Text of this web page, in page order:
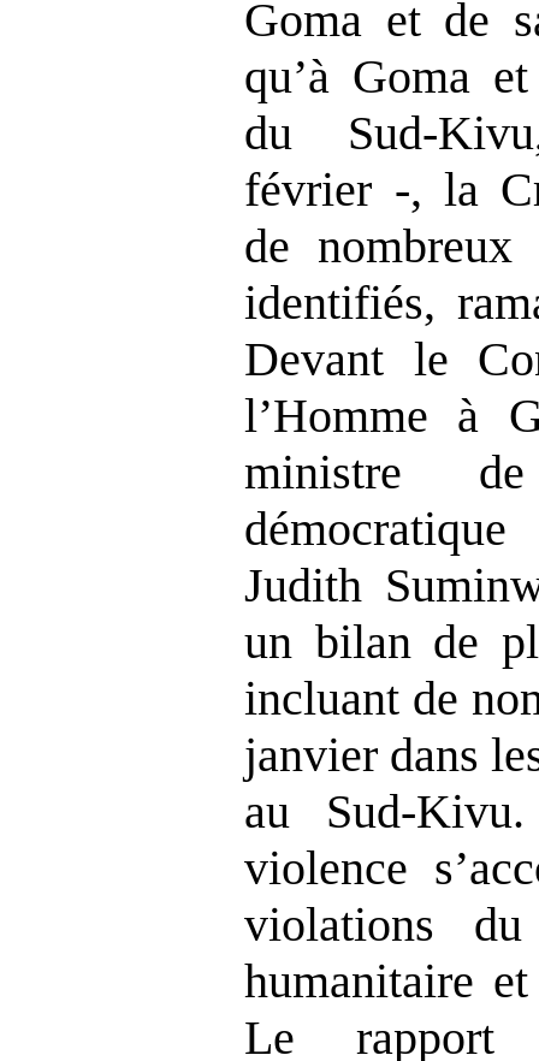
Goma et de
qu’à Goma
du
février ‑, la
de nombreux
identifiés,
Devant le
l’Homme à
ministre
Judith
un bilan de
incluant de
janvier dans
au
violence
violations
humanitaire
Le rapport